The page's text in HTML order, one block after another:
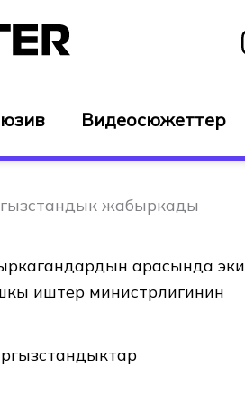
Видеосюжеттер
жабыркады
арасында эки
иштер министрлигинин